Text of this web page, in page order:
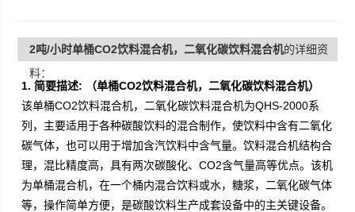
酸饮料生产成套设备中的主关键设备。
2吨/小时单桶CO2饮料混合机，二氧化碳饮料混合机的详细资
料：
1. 简要描述: （单桶CO2饮料混合机，二氧化碳饮料混合机）
该单桶CO2饮料混合机，二氧化碳饮料混合机为QHS-2000系
列，主要适用于各种碳酸饮料的混合制作，使饮料中含有二氧化
碳气体，也可以用于增加含汽饮料中含气量。饮料混合机结构合
理，混比精度高，具有两次碳酸化、CO2含气量高等优点。该机
为单桶混合机，在一个桶内混合饮料或水，糖浆，二氧化碳气体
等，操作简单方便，是碳酸饮料生产成套设备中的主关键设备。